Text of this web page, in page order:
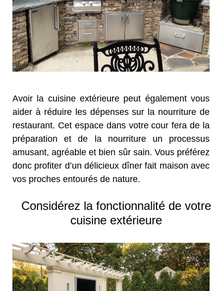
Avoir la cuisine extérieure peut également vous
aider à réduire les dépenses sur la nourriture de
restaurant. Cet espace dans votre cour fera de la
préparation et de la nourriture un processus
amusant, agréable et bien sûr sain. Vous préférez
donc profiter d’un délicieux dîner fait maison avec
vos proches entourés de nature.
Considérez la fonctionnalité de votre
cuisine extérieure